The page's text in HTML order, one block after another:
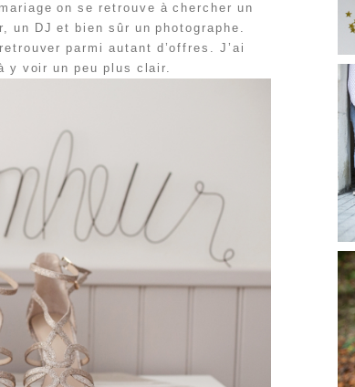
on se retrouve à chercher un
un DJ et bien sûr un photographe.
parmi autant d’offres. J’ai
y voir un peu plus clair.